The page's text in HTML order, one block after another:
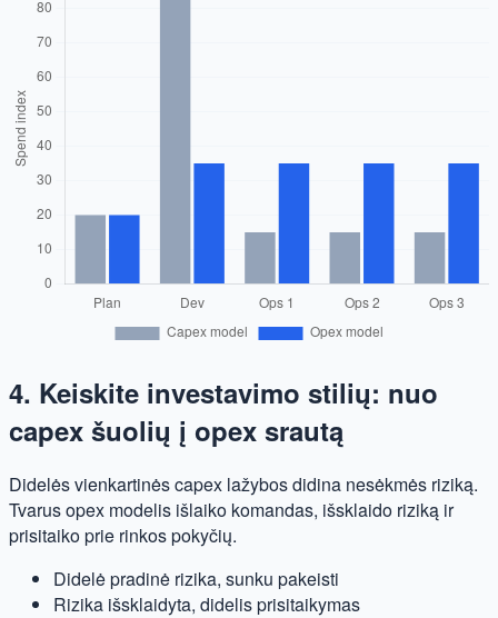
4. Keiskite investavimo stilių: nuo
capex šuolių į opex srautą
Didelės vienkartinės capex lažybos didina nesėkmės riziką.
Tvarus opex modelis išlaiko komandas, išsklaido riziką ir
prisitaiko prie rinkos pokyčių.
Didelė pradinė rizika, sunku pakeisti
Rizika išsklaidyta, didelis prisitaikymas